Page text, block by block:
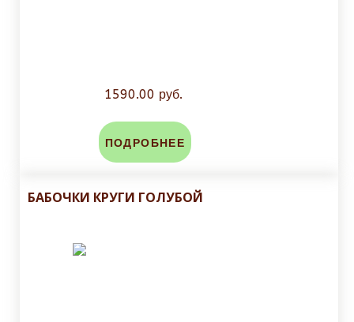
1590.00 руб.
ПОДРОБНЕЕ
БАБОЧКИ КРУГИ ГОЛУБОЙ